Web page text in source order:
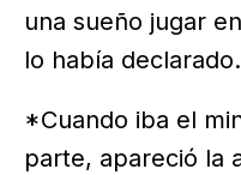
una sueño jugar
lo había declarado.
*Cuando iba el
parte, apareció la